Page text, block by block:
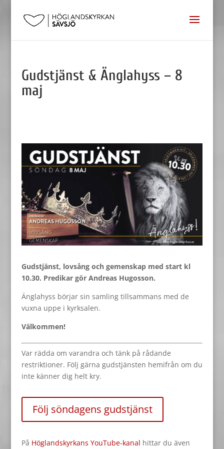
Gudstjänst & Änglahyss – 8
maj
Gudstjänst, lovsång och gemenskap med start kl
10.30. Predikar gör Andreas Hugosson.
Änglahyss börjar sin samling tillsammans med de
vuxna uppe i kyrksalen.
Välkommen!
Var rädda om varandra och tänk på rådande
restriktioner. Följ gärna gudstjänsten hemifrån om du
inte känner dig helt kry.
Följ söndagens gudstjänst
På Höglandskyrkans YouTube-kanal hittar du även